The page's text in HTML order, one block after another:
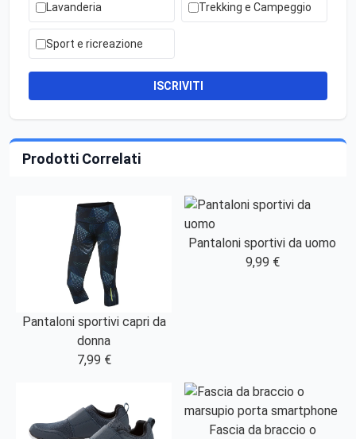
Lavanderia Trekking e Campeggio
Sport e ricreazione
ISCRIVITI
Prodotti Correlati
Pantaloni sportivi capri da
donna
7,99 €
Pantaloni sportivi da uomo
9,99 €
Fascia da braccio o